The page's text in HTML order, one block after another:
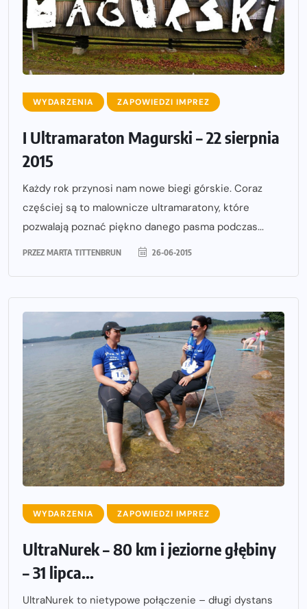
WYDARZENIA ZAPOWIEDZI IMPREZ
I Ultramaraton Magurski – 22 sierpnia
2015
Każdy rok przynosi nam nowe biegi górskie. Coraz
częściej są to malownicze ultramaratony, które
pozwalają poznać piękno danego pasma podczas...
PRZEZ MARTA TITTENBRUN 26-06-2015
WYDARZENIA ZAPOWIEDZI IMPREZ
UltraNurek – 80 km i jeziorne głębiny
– 31 lipca...
UltraNurek to nietypowe połączenie – długi dystans